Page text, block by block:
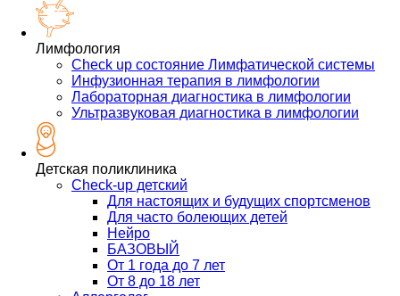
Лимфология
Check up состояние Лимфатической системы
Инфузионная терапия в лимфологии
Лабораторная диагностика в лимфологии
Ультразвуковая диагностика в лимфологии
Детская поликлиника
Check-up детский
Для настоящих и будущих спортсменов
Для часто болеющих детей
Нейро
БАЗОВЫЙ
От 1 года до 7 лет
От 8 до 18 лет